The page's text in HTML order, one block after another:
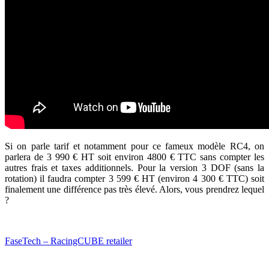
Si on parle tarif et notamment pour ce fameux modèle RC4, on
parlera de 3 990 € HT soit environ 4800 € TTC sans compter les
autres frais et taxes additionnels. Pour la version 3 DOF (sans la
rotation) il faudra compter 3 599 € HT (environ 4 300 € TTC) soit
finalement une différence pas très élevé. Alors, vous prendrez lequel
?
FaseTech – RacingCUBE retailer